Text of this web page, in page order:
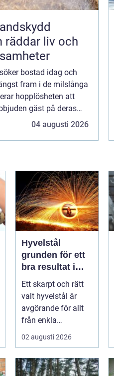
räddar liv och
bostad idag och
fram i de milslånga
hopplösheten att
gäst på deras
04 augusti 2026
Hyvelstål
grunden för ett
bra resultat i
hyvling
Ett skarpt och rätt
valt hyvelstål är
avgörande för allt
från enkla
hobbyprojekt i
02 augusti 2026